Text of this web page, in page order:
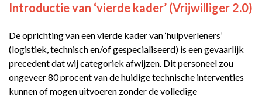
Introductie van ‘vierde kader’ (Vrijwilliger 2.0)
De oprichting van een vierde kader van ‘hulpverleners’
(logistiek, technisch en/of gespecialiseerd) is een gevaarlijk
precedent dat wij categoriek afwijzen. Dit personeel zou
ongeveer 80 procent van de huidige technische interventies
kunnen of mogen uitvoeren zonder de volledige